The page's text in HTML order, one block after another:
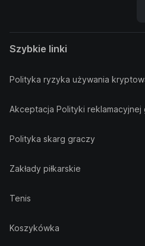
Szybkie linki
Polityka ryzyka używania
Akceptacja Polityki reklamacyjnej
Polityka skarg graczy
Zakłady piłkarskie
Tenis
Koszykówka